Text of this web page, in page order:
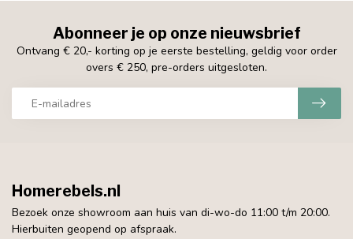
Abonneer je op onze nieuwsbrief
Ontvang € 20,- korting op je eerste bestelling, geldig voor order
overs € 250, pre-orders uitgesloten.
Homerebels.nl
Bezoek onze showroom aan huis van di-wo-do 11:00 t/m 20:00.
Hierbuiten geopend op afspraak.